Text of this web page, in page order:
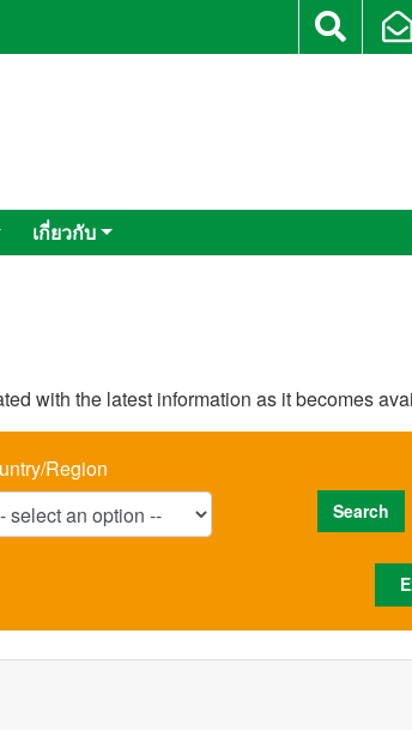
เกี่ยวกับ
with the latest information as it becomes
Region
Search